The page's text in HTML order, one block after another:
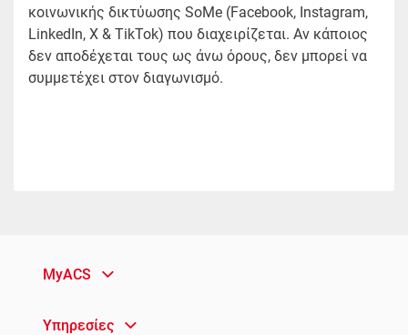
κοινωνικής δικτύωσης SoMe (Facebook, Instagram,
LinkedIn, X & TikTok) που διαχειρίζεται. Αν κάποιος
δεν αποδέχεται τους ως άνω όρους, δεν μπορεί να
συμμετέχει στον διαγωνισμό.
MyACS
Υπηρεσίες